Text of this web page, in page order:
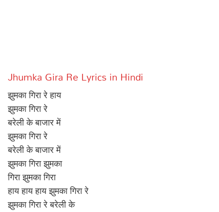
Movie Reviews
Food
Articles
Facts
Devotional
Christianity
Hinduism
Hindi
Lyrics in Hindi – Devotional Songs
Lyrics in Hindi – Movie Songs
Tamil
Lyrics in Tamil – Devotional Songs
Kannada
Jhumka Gira Re Lyrics in Hindi
झुमका गिरा रे हाय
झुमका गिरा रे
बरेली के बाजार में
झुमका गिरा रे
बरेली के बाजार में
झुमका गिरा झुमका
गिरा झुमका गिरा
हाय हाय हाय झुमका गिरा रे
झुमका गिरा रे बरेली के